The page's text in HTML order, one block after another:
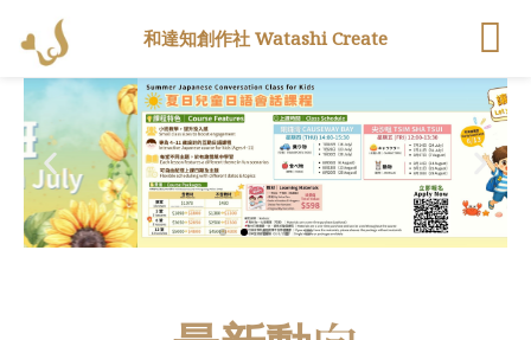
和達知創作社 Watashi Create